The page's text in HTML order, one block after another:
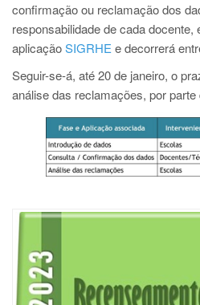
confirmação ou reclamação dos
responsabilidade de cada docente,
aplicaçãoSIGRHE e decorrerá
Seguir-se-á, até 20 de janeiro, o
análise das reclamações, por